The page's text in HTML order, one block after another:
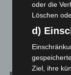
5. August 2026
Anklage nach
oder die
Löschen
d)
Ziel, ihre